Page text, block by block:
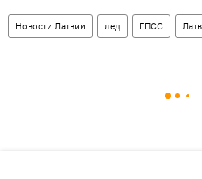
Новости Латвии лед ГПСС